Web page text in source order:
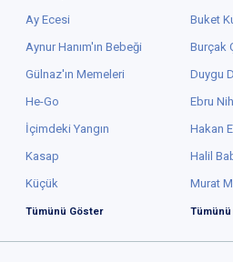
Ay Ecesi
Aynur Hanım'ın Bebeği
Gülnaz'ın Memeleri
He-Go
İçimdeki Yangın
Kasap
Küçük
Tümünü Göster
Buket
Burçak
Duygu
Ebru
Hakan
Halil
Murat